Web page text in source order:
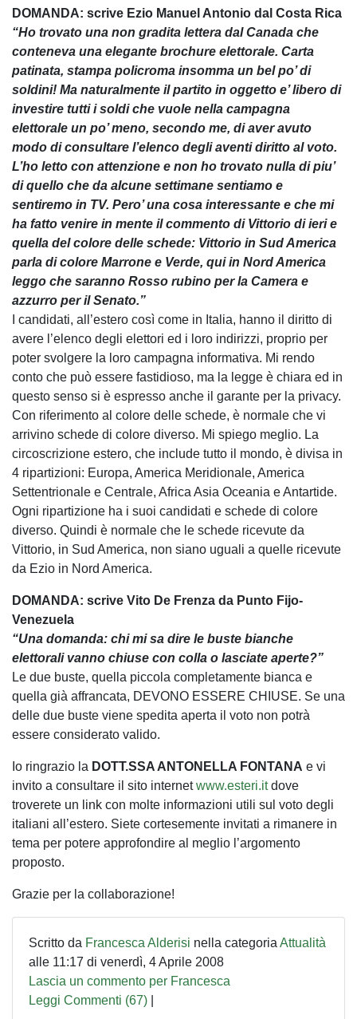
DOMANDA: scrive Ezio Manuel Antonio dal Costa Rica
“Ho trovato una non gradita lettera dal Canada che
conteneva una elegante brochure elettorale. Carta
patinata, stampa policroma insomma un bel po’ di
soldini! Ma naturalmente il partito in oggetto e’ libero di
investire tutti i soldi che vuole nella campagna
elettorale un po’ meno, secondo me, di aver avuto
modo di consultare l’elenco degli aventi diritto al voto.
L’ho letto con attenzione e non ho trovato nulla di piu’
di quello che da alcune settimane sentiamo e
sentiremo in TV. Pero’ una cosa interessante e che mi
ha fatto venire in mente il commento di Vittorio di ieri e
quella del colore delle schede: Vittorio in Sud America
parla di colore Marrone e Verde, qui in Nord America
leggo che saranno Rosso rubino per la Camera e
azzurro per il Senato.”
I candidati, all’estero così come in Italia, hanno il diritto di
avere l’elenco degli elettori ed i loro indirizzi, proprio per
poter svolgere la loro campagna informativa. Mi rendo
conto che può essere fastidioso, ma la legge è chiara ed in
questo senso si è espresso anche il garante per la privacy.
Con riferimento al colore delle schede, è normale che vi
arrivino schede di colore diverso. Mi spiego meglio. La
circoscrizione estero, che include tutto il mondo, è divisa in
4 ripartizioni: Europa, America Meridionale, America
Settentrionale e Centrale, Africa Asia Oceania e Antartide.
Ogni ripartizione ha i suoi candidati e schede di colore
diverso. Quindi è normale che le schede ricevute da
Vittorio, in Sud America, non siano uguali a quelle ricevute
da Ezio in Nord America.
DOMANDA: scrive Vito De Frenza da Punto Fijo-
Venezuela
“Una domanda: chi mi sa dire le buste bianche
elettorali vanno chiuse con colla o lasciate aperte?”
Le due buste, quella piccola completamente bianca e
quella già affrancata, DEVONO ESSERE CHIUSE. Se una
delle due buste viene spedita aperta il voto non potrà
essere considerato valido.
Io ringrazio la DOTT.SSA ANTONELLA FONTANA e vi
invito a consultare il sito internetwww.esteri.itdove
troverete un link con molte informazioni utili sul voto degli
italiani all’estero. Siete cortesemente invitati a rimanere in
tema per potere approfondire al meglio l’argomento
proposto.
Grazie per la collaborazione!
Scritto da Francesca Alderisi nella categoria Attualità
alle 11:17 di venerdì, 4 Aprile 2008
Lascia un commento per Francesca
Leggi Commenti (67)